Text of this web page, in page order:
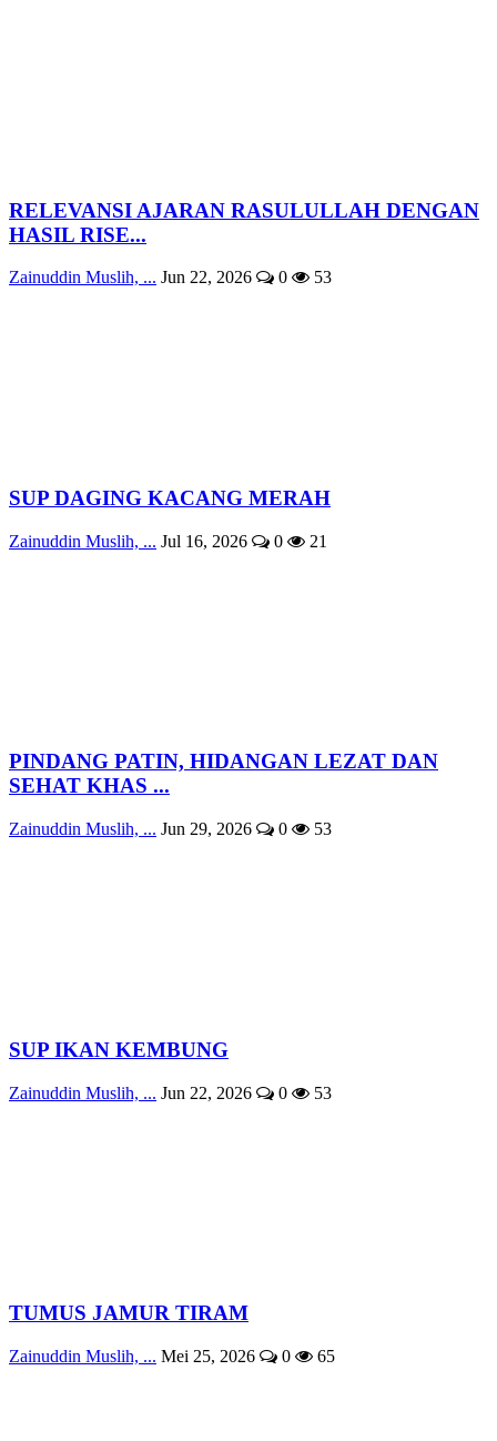
RELEVANSI AJARAN RASULULLAH DENGAN
HASIL RISE...
Zainuddin Muslih, ... Jun 22, 2026 0 53
SUP DAGING KACANG MERAH
Zainuddin Muslih, ... Jul 16, 2026 0 21
PINDANG PATIN, HIDANGAN LEZAT DAN
SEHAT KHAS ...
Zainuddin Muslih, ... Jun 29, 2026 0 53
SUP IKAN KEMBUNG
Zainuddin Muslih, ... Jun 22, 2026 0 53
TUMUS JAMUR TIRAM
Zainuddin Muslih, ... Mei 25, 2026 0 65